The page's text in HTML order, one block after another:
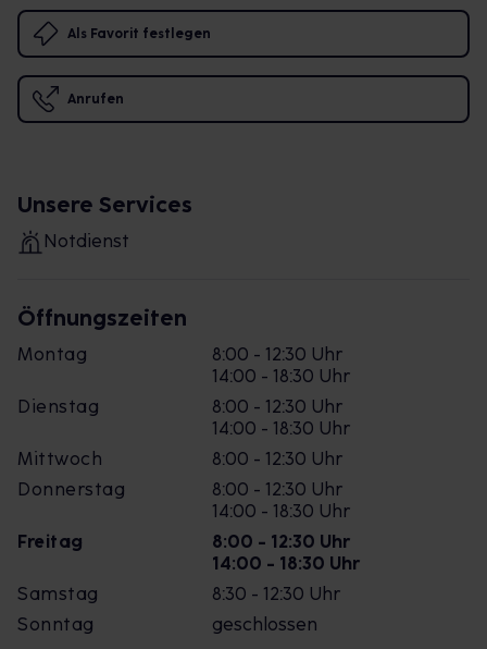
Als Favorit festlegen
Anrufen
Unsere Services
Notdienst
Öffnungszeiten
Montag
8:00 - 12:30 Uhr
14:00 - 18:30 Uhr
Dienstag
8:00 - 12:30 Uhr
14:00 - 18:30 Uhr
Mittwoch
8:00 - 12:30 Uhr
Donnerstag
8:00 - 12:30 Uhr
14:00 - 18:30 Uhr
Freitag
8:00 - 12:30 Uhr
14:00 - 18:30 Uhr
Samstag
8:30 - 12:30 Uhr
Sonntag
geschlossen